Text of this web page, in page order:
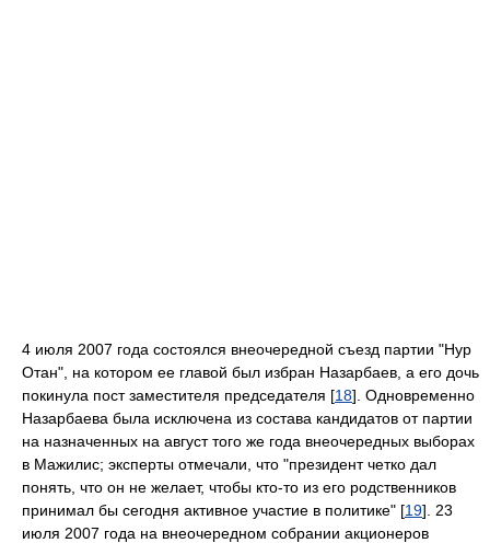
4 июля 2007 года состоялся внеочередной съезд партии "Нур
Отан", на котором ее главой был избран Назарбаев, а его дочь
покинула пост заместителя председателя [18]. Одновременно
Назарбаева была исключена из состава кандидатов от партии
на назначенных на август того же года внеочередных выборах
в Мажилис; эксперты отмечали, что "президент четко дал
понять, что он не желает, чтобы кто-то из его родственников
принимал бы сегодня активное участие в политике" [19]. 23
июля 2007 года на внеочередном собрании акционеров